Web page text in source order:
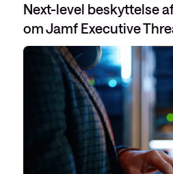
Next-level beskyttelse
om Jamf Executive